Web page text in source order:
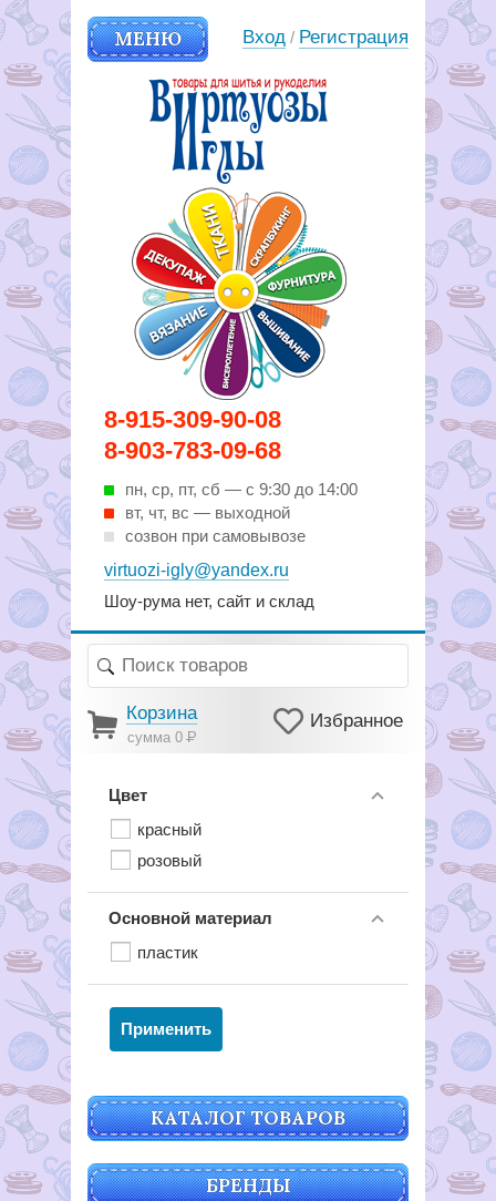
8-915-309-90-08
8-903-783-09-68
пн, ср, пт, cб — с 9:30 до 14:00
вт, чт, вс — выходной
созвон при самовывозе
virtuozi-igly@yandex.ru
Шоу-рума нет, сайт и склад
МЕНЮ
Вирутозы иглы. Товары для
шитья и рукоделья
Вход / Регистрация
Корзина
сумма 0Р
Избранное
Цвет
красный
розовый
Основной материал
пластик
КАТАЛОГ ТОВАРОВ
БРЕНДЫ